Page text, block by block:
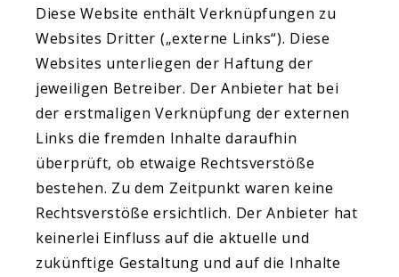
Diese Website enthält Verknüpfungen zu
Websites Dritter („externe Links“). Diese
Websites unterliegen der Haftung der
jeweiligen Betreiber. Der Anbieter hat bei
der erstmaligen Verknüpfung der externen
Links die fremden Inhalte daraufhin
überprüft, ob etwaige Rechtsverstöße
bestehen. Zu dem Zeitpunkt waren keine
Rechtsverstöße ersichtlich. Der Anbieter hat
keinerlei Einfluss auf die aktuelle und
zukünftige Gestaltung und auf die Inhalte